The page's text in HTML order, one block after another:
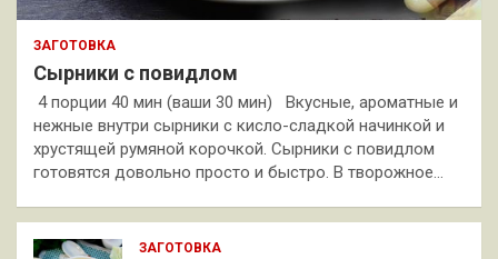
ЗАГОТОВКА
Сырники с повидлом
4 порции 40 мин (ваши 30 мин) Вкусные, ароматные и
нежные внутри сырники с кисло-сладкой начинкой и
хрустящей румяной корочкой. Сырники с повидлом
готовятся довольно просто и быстро. В творожное…
ЗАГОТОВКА